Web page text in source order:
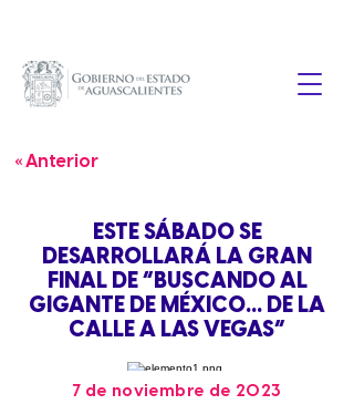
« Anterior
ESTE SÁBADO SE
DESARROLLARÁ LA GRAN
FINAL DE “BUSCANDO AL
GIGANTE DE MÉXICO… DE LA
CALLE A LAS VEGAS”
7 de noviembre de 2023